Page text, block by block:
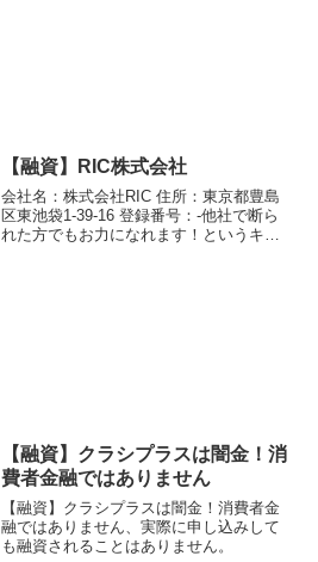
【融資】RIC株式会社
会社名：株式会社RIC 住所：東京都豊島
区東池袋1-39-16 登録番号：-他社で断ら
れた方でもお力になれます！というキャ
【融資】クラシプラスは闇金！消
費者金融ではありません
【融資】クラシプラスは闇金！消費者金
融ではありません、実際に申し込みして
も融資されることはありません。